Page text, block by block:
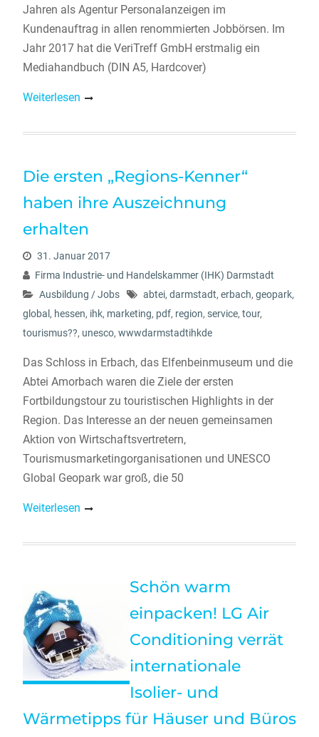
Jahren als Agentur Personalanzeigen im
Kundenauftrag in allen renommierten Jobbörsen. Im
Jahr 2017 hat die VeriTreff GmbH erstmalig ein
Mediahandbuch (DIN A5, Hardcover)
Weiterlesen
Die ersten „Regions-Kenner“
haben ihre Auszeichnung
erhalten
31. Januar 2017
Firma Industrie- und Handelskammer (IHK) Darmstadt
Ausbildung / Jobs
abtei, darmstadt, erbach, geopark,
global , hessen, ihk, marketing, pdf, region, service, tour,
tourismus??, unesco, wwwdarmstadtihkde
Das Schloss in Erbach, das Elfenbeinmuseum und die
Abtei Amorbach waren die Ziele der ersten
Fortbildungstour zu touristischen Highlights in der
Region. Das Interesse an der neuen gemeinsamen
Aktion von Wirtschaftsvertretern,
Tourismusmarketingorganisationen und UNESCO
Global Geopark war groß, die 50
Weiterlesen
Schön warm
einpacken! LG Air
Conditioning verrät
internationale
Isolier- und
Wärmetipps für Häuser und Büros